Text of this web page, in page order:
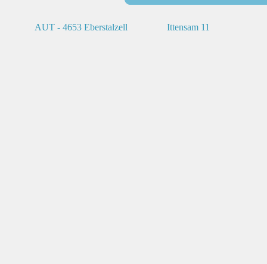
AUT - 4653 Eberstalzell Ittensam 11